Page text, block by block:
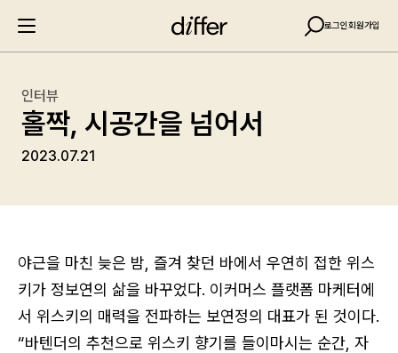
로그인회원가입
인터뷰
홀짝, 시공간을 넘어서
2023.07.21
야근을 마친 늦은 밤, 즐겨 찾던 바에서 우연히 접한 위스
키가 정보연의 삶을 바꾸었다. 이커머스 플랫폼 마케터에
서 위스키의 매력을 전파하는 보연정의 대표가 된 것이다.
“바텐더의 추천으로 위스키 향기를 들이마시는 순간, 자